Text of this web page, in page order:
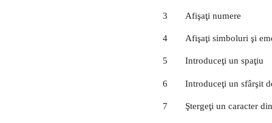
3 Afişaţi numere
4 Afişaţi simboluri şi
5 Introduceţi un spaţiu
6 Introduceţi un sfârşit
7 Ştergeţi un caracter